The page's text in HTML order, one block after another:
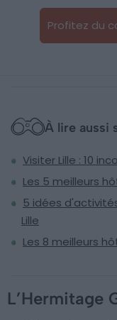
Profitez du
À lire aussi
Visiter Lille : 10
Les 5 meilleurs
5 idées
Lille
Les 8 meilleurs
L’Hermitage